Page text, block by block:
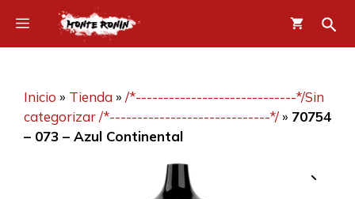
contenido
Menú
Inicio » Tienda» /*-----------------------------*/Sin
categorizar /*-----------------------------*/» 70754
– 073 – Azul Continental